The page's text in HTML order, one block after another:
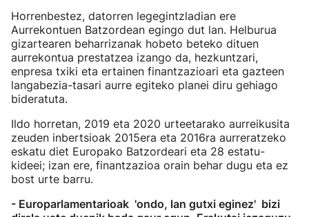
Horrenbestez, datorren legegintzladian ere
Aurrekontuen Batzordean egingo dut lan. Helburua
gizartearen beharrizanak hobeto beteko dituen
aurrekontua prestatzea izango da, hezkuntzari,
enpresa txiki eta ertainen finantzazioari eta gazteen
langabezia-tasari aurre egiteko planei diru gehiago
bideratuta.
Ildo horretan, 2019 eta 2020 urteetarako aurreikusita
zeuden inbertsioak 2015era eta 2016ra aurreratzeko
eskatu diet Europako Batzordeari eta 28 estatu-
kideei; izan ere, finantzazioa orain behar dugu eta ez
bost urte barru.
- Europarlamentarioak 'ondo, lan gutxi eginez' bizi